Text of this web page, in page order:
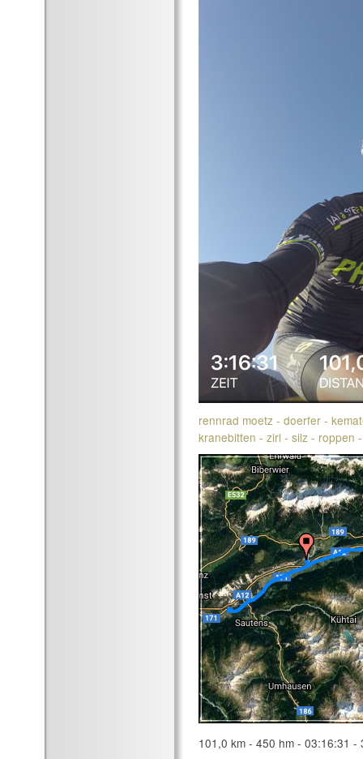
rennrad moetz - doerfer -
kranebitten - zirl - silz - roppen
101,0 km - 450 hm - 03:16:31 -